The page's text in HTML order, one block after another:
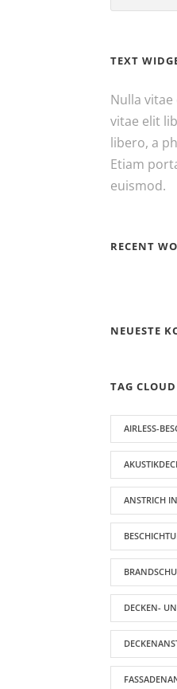
TEXT
Nulla
vitae elit
libero, a
Etiam
euismod.
RECENT
NEUESTE
TAG CLOUD
AIRLESS-
ANSTRICH
DECKEN-